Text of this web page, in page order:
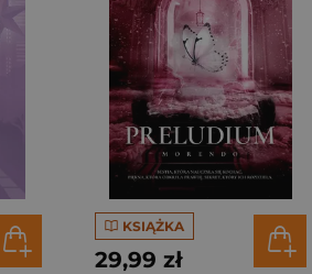
KSIĄŻKA
29,99 zł